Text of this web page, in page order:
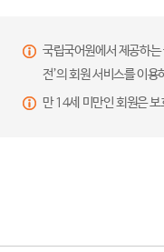
국립국어원에서 제공하
전’의 회원 서비스를 이용
만 14세 미만인 회원은